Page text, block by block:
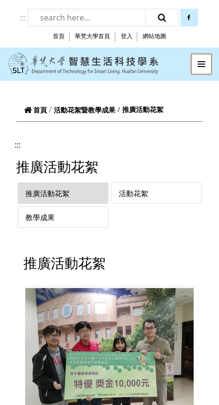
:::
搜尋
首頁 華梵大學首頁 登入 網站地圖
華梵大學智慧
—
—
—
首頁 活動花絮暨教學成果 推廣活動花絮
:::
推廣活動花絮
推廣活動花絮 活動花絮
教學成果
推廣活動花絮